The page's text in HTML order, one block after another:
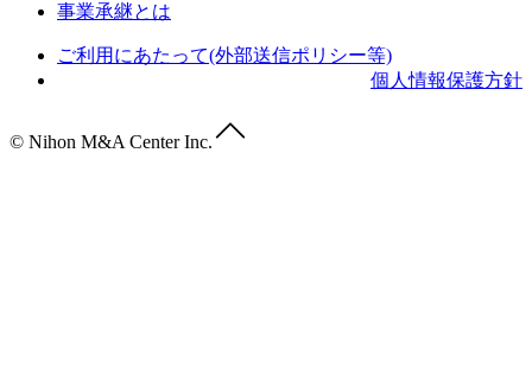
事業承継とは
ご利用にあたって(外部送信ポリシー等)
個人情報保護方針
© Nihon M&A Center Inc.